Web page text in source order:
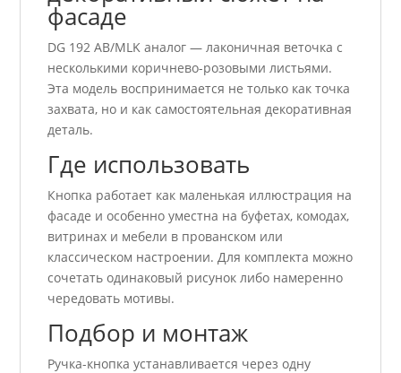
фасаде
DG 192 AB/MLK аналог — лаконичная веточка с
несколькими коричнево-розовыми листьями.
Эта модель воспринимается не только как точка
захвата, но и как самостоятельная декоративная
деталь.
Где использовать
Кнопка работает как маленькая иллюстрация на
фасаде и особенно уместна на буфетах, комодах,
витринах и мебели в прованском или
классическом настроении. Для комплекта можно
сочетать одинаковый рисунок либо намеренно
чередовать мотивы.
Подбор и монтаж
Ручка-кнопка устанавливается через одну